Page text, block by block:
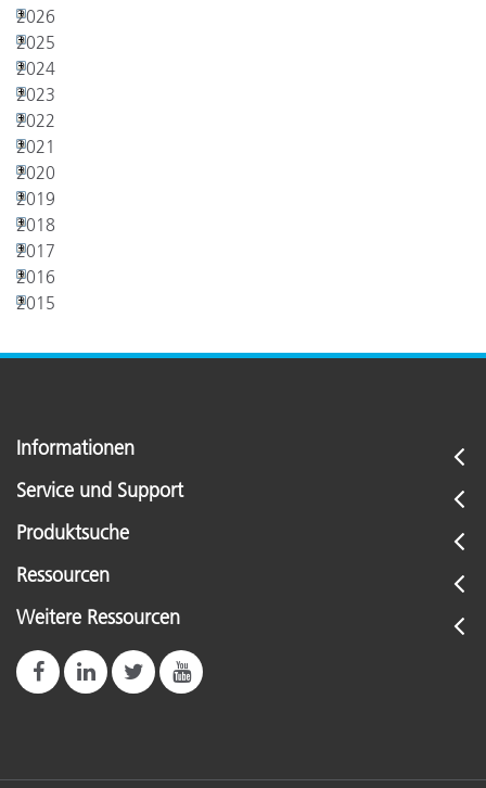
2026
2025
2024
2023
2022
2021
2020
2019
2018
2017
2016
2015
Informationen
Service und Support
Produktsuche
Ressourcen
Weitere Ressourcen